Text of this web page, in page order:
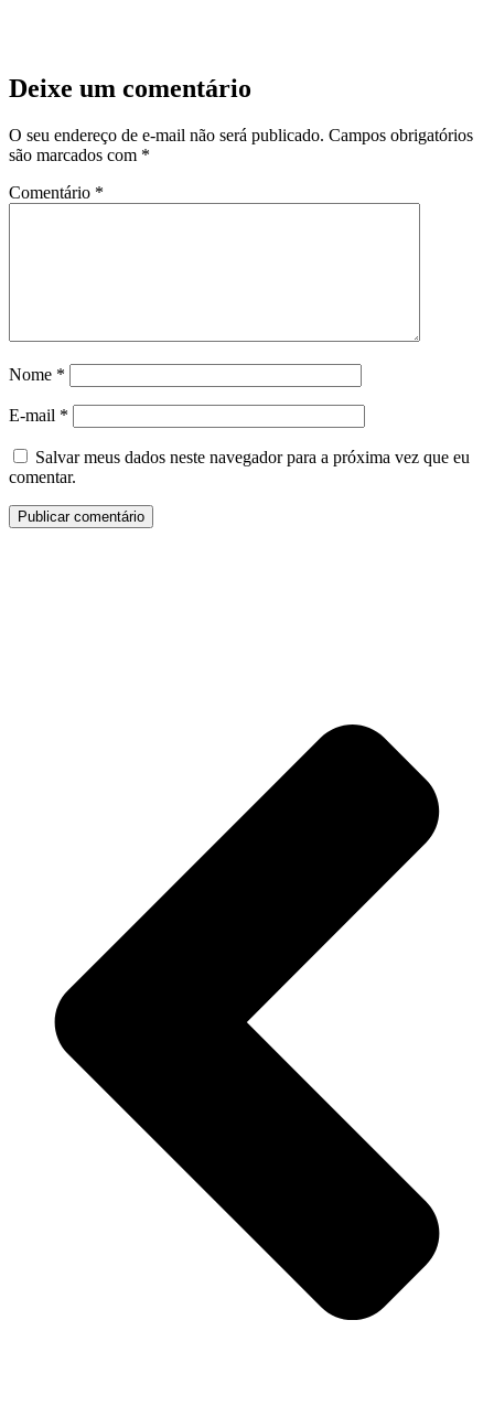
Deixe um comentário
O seu endereço de e-mail não será publicado. Campos obrigatórios
são marcados com *
Comentário *
Nome *
E-mail *
Salvar meus dados neste navegador para a próxima vez que eu
comentar.